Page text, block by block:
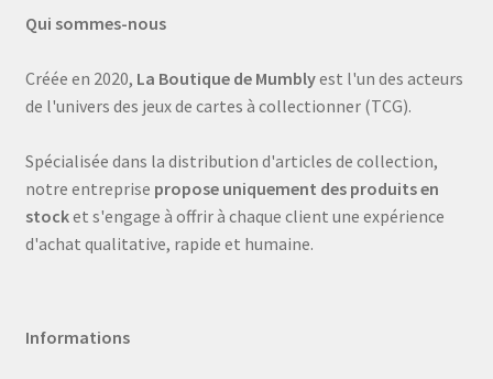
Qui sommes-nous
Créée en 2020, La Boutique de Mumblyest l'un des acteurs
de l'univers des jeux de cartes à collectionner (TCG).
Spécialisée dans la distribution d'articles de collection,
notre entreprise propose uniquement des produits en
stocket s'engage à offrir à chaque client une expérience
d'achat qualitative, rapide et humaine.
Informations